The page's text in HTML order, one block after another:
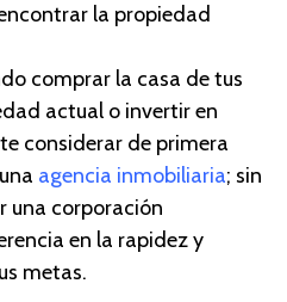
la propiedad
comprar la casa de tus
actual o invertir en
considerar de primera
agencia inmobiliaria; sin
una corporación
en la rapidez y
metas.